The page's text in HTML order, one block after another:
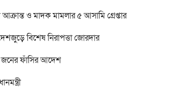
ও মাদক মামলার ৫ আসামি গ্রেপ্তার
বিশেষ নিরাপত্তা জোরদার
জনের ফাঁসির আদেশ